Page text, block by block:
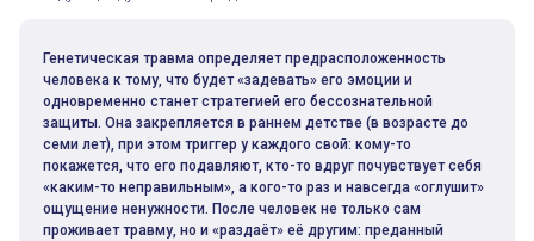
Генетическая травма определяет предрасположенность
человека к тому, что будет «задевать» его эмоции и
одновременно станет стратегией его бессознательной
защиты. Она закрепляется в раннем детстве (в возрасте до
семи лет), при этом триггер у каждого свой: кому-то
покажется, что его подавляют, кто-то вдруг почувствует себя
«каким-то неправильным», а кого-то раз и навсегда «оглушит»
ощущение ненужности. После человек не только сам
проживает травму, но и «раздаёт» её другим: преданный